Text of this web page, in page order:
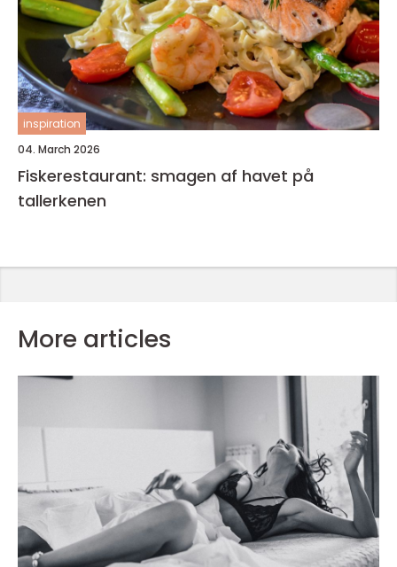
inspiration
04. March 2026
Fiskerestaurant: smagen af havet på
tallerkenen
More articles